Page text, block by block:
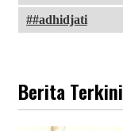
#adhidjati
Berita Terkini